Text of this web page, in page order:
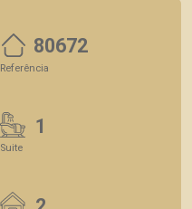
80672
Referência
1
Suite